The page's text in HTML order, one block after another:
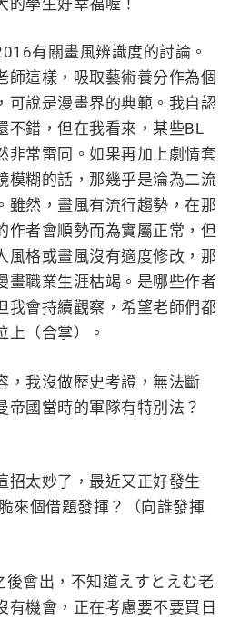
有關畫風辨識度的討論。
師這樣，吸取藝術養分作為個
可說是漫畫界的典範。我自認
不錯，但在我看來，某些BL
非常雷同。如果再加上劇情套
模糊的話，那幾乎是淪為二流
雖然，畫風有流行趨勢，在那
作者會順勢而為實屬正常，但
風格或畫風沒有適度修改，那
畫職業生涯枯竭。是哪些作者
我會持續觀察，希望老師們都
上（合掌）。
，我沒做歷史考證，無法斷
帝國當時的軍隊有特別法？
招太妙了，最近又正好發生
來個借題發揮？（向誰發揮
後會出，不知道えすとえむ老
有機會，正在考慮要不要買日